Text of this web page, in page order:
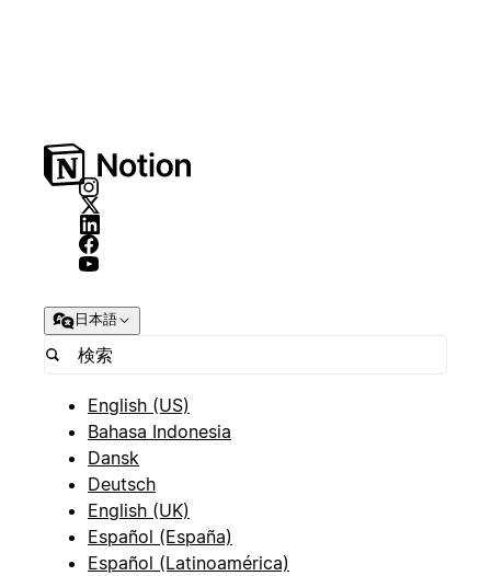
日本語
English (US)
Bahasa Indonesia
Dansk
Deutsch
English (UK)
Español (España)
Español (Latinoamérica)